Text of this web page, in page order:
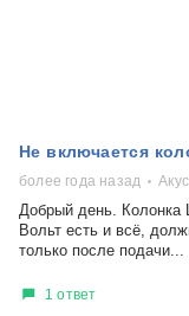
Не включается
более года назад
Добрый день. Колонка
Вольт есть и всё,
только после подачи...
1 ответ